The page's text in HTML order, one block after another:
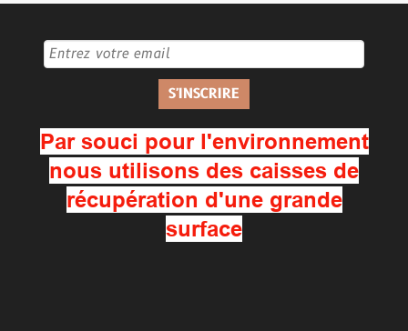
Par souci pour l'environnement
nous utilisons des caisses de
récupération d'une grande
surface